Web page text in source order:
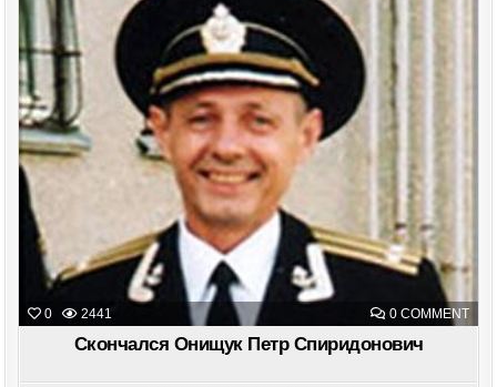
0 2441 0 COMMENTON
Posted
in
Скончался Онищук Петр Спиридонович